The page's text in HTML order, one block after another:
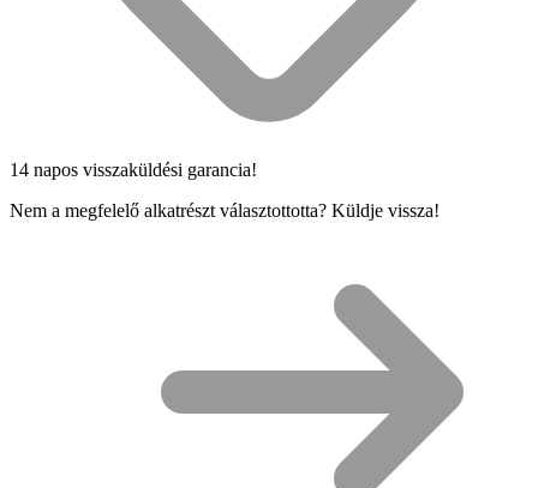
14 napos visszaküldési garancia!
Nem a megfelelő alkatrészt választottotta? Küldje vissza!